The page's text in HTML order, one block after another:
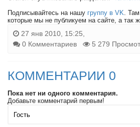
Подписывайтесь на нашу группу в VK.
которые мы не публикуем на сайте, а так
27 янв 2010, 15:25,
0 Комментариев
5 279
КОММЕНТАРИИ 0
Пока нет ни одного комментария.
Добавьте комментарий первым!